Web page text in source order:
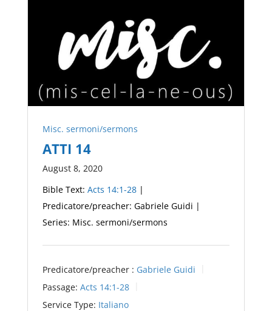
Misc. sermoni/sermons
ATTI 14
August 8, 2020
Bible Text: Acts 14:1-28|
Predicatore/preacher: Gabriele Guidi |
Series: Misc. sermoni/sermons
Predicatore/preacher : Gabriele Guidi
Passage: Acts 14:1-28
Service Type: Italiano